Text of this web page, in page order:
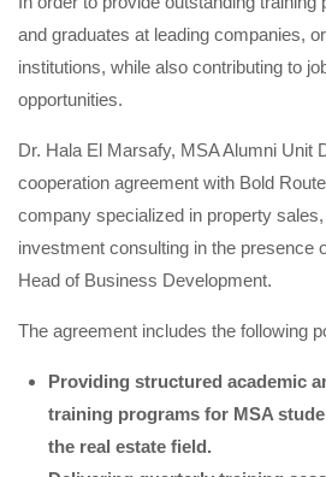
and graduates at leading companies,
institutions, while also contributing to
opportunities.
Dr. Hala El Marsafy, MSA Alumni Unit
cooperation agreement with Bold
company specialized in property
investment consulting in the presence
Head of Business Development.
The agreement includes the following
Providing structured academic
training programs for MSA
the real estate field.